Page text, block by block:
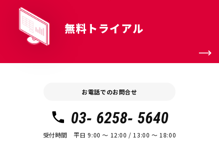
無料トライアル
お電話でのお問合せ
03- 6258- 5640
受付時間 平日 9:00 〜 12:00 / 13:00 〜 18:00